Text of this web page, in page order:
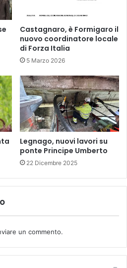
Castagnaro, è Formigaro il
nuovo coordinatore locale
di Forza Italia
5 Marzo 2026
Legnago, nuovi lavori su
ponte Principe Umberto
22 Dicembre 2025
un commento.